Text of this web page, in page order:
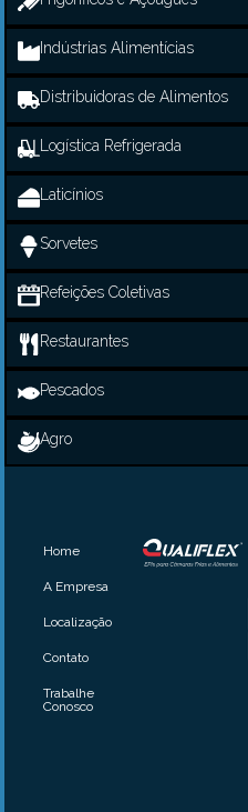
Indústrias Alimentícias
Distribuidoras de Alimentos
Logística Refrigerada
Laticínios
Sorvetes
Refeições Coletivas
Restaurantes
Pescados
Agro
Home
A Empresa
Localização
Contato
Trabalhe
Conosco